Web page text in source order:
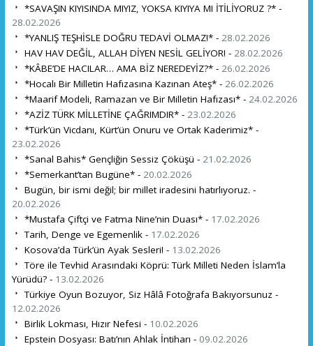
*SAVAŞIN KIYISINDA MIYIZ, YOKSA KIYIYA MI İTİLİYORUZ ?* -
28.02.2026
*YANLIŞ TEŞHİSLE DOĞRU TEDAVİ OLMAZ!* - 28.02.2026
HAV HAV DEĞİL, ALLAH DİYEN NESİL GELİYOR! - 28.02.2026
*KÂBE’DE HACILAR… AMA BİZ NEREDEYİZ?* - 26.02.2026
*Hocalı Bir Milletin Hafızasına Kazınan Ateş* - 26.02.2026
*Maarif Modeli, Ramazan ve Bir Milletin Hafızası* - 24.02.2026
*AZİZ TÜRK MİLLETİNE ÇAĞRIMDIR* - 23.02.2026
*Türk’ün Vicdanı, Kürt’ün Onuru ve Ortak Kaderimiz* -
23.02.2026
*Sanal Bahis* Gençliğin Sessiz Çöküşü - 21.02.2026
*Semerkant’tan Bugüne* - 20.02.2026
Bugün, bir ismi değil; bir millet iradesini hatırlıyoruz. -
20.02.2026
*Mustafa Çiftçi ve Fatma Nine’nin Duası* - 17.02.2026
Tarih, Denge ve Egemenlik - 17.02.2026
Kosova’da Türk’ün Ayak Sesleri! - 13.02.2026
Töre ile Tevhid Arasındaki Köprü: Türk Milleti Neden İslam’la
Yürüdü? - 13.02.2026
Türkiye Oyun Bozuyor, Siz Hâlâ Fotoğrafa Bakıyorsunuz -
12.02.2026
Birlik Lokması, Hızır Nefesi - 10.02.2026
Epstein Dosyası: Batı’nın Ahlak İntiharı - 09.02.2026